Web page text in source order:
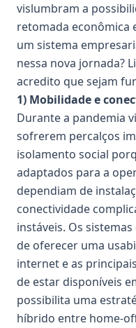
vislumbram a
retomada econômica
um sistema
nessa nova jornada?
acredito que sejam
1) Mobilidade e
Durante a pandemia
sofrerem percalços
isolamento social
adaptados para a
dependiam de
conectividade
instáveis. Os
de oferecer uma
internet e as
de estar disponíveis
possibilita uma
híbrido entre home-